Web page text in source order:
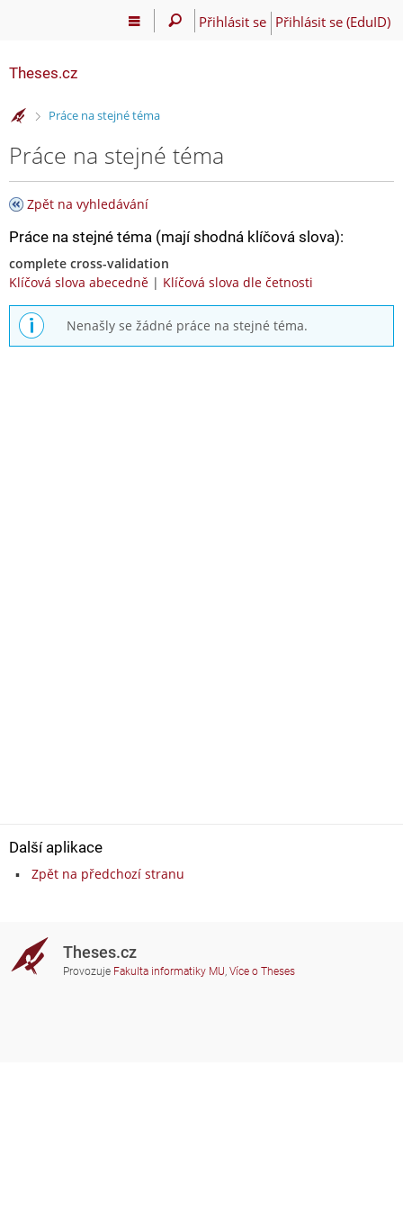
Přihlásit se Přihlásit se (EduID)
Theses.cz
>Práce na stejné téma
Práce na stejné téma
Zpět na vyhledávání
Práce na stejné téma (mají shodná klíčová slova):
complete cross-validation
Klíčová slova abecedně | Klíčová slova dle četnosti
Nenašly se žádné práce na stejné téma.
Další aplikace
Zpět na předchozí stranu
Theses.cz
Provozuje Fakulta informatiky MU, Více o Theses